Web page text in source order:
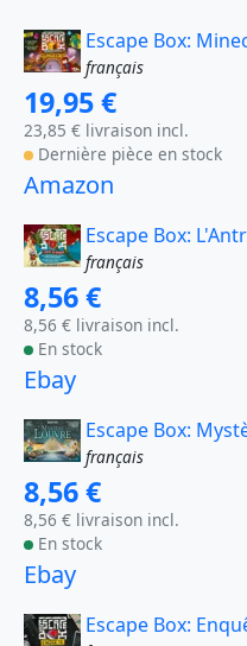
Escape Box:
français
19,95 €
23,85 € livraison incl.
Dernière pièce en stock
Amazon
Escape Box:
français
8,56 €
8,56 € livraison incl.
En stock
Ebay
Escape Box:
français
8,56 €
8,56 € livraison incl.
En stock
Ebay
Escape Box: